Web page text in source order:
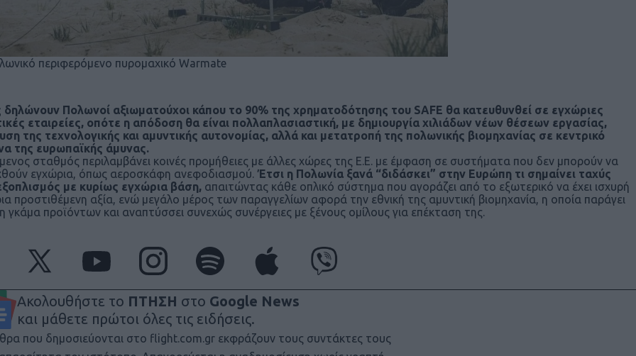
περιφερόμενο πυρομαχικό Warmate
Πολωνοί αξιωματούχοι κάπου το 90% της χρηματοδότησης του SAFE θα κατευθυνθεί σε εγχώριες
εταιρείες, οπότε η απόδοση θα είναι πολλαπλασιαστική, με δημιουργία χιλιάδων νέων θέσεων εργασίας,
της τεχνολογικής και αμυντικής αυτονομίας, αλλά και μετατροπή της πολωνικής βιομηχανίας σε κεντρικό
της ευρωπαϊκής άμυνας.
σταθμός περιλαμβάνει κοινές προμήθειες με άλλες χώρες της Ε.Ε. με έμφαση σε συστήματα που δεν μπορούν να
εγχώρια, όπως αεροσκάφη ανεφοδιασμού. Έτσι η Πολωνία ξανά “διδάσκει” στην Ευρώπη τι σημαίνει ταχύς
με κυρίως εγχώρια βάση, απαιτώντας κάθε οπλικό σύστημα που αγοράζει από το εξωτερικό να έχει ισχυρή
προστιθέμενη αξία, ενώ μεγάλο μέρος των παραγγελίων αφορά την εθνική της αμυντική βιομηχανία, η οποία παράγει
γκάμα προϊόντων και αναπτύσσει συνεχώς συνέργειες με ξένους ομίλους για επέκταση της.
Ακολουθήστε το ΠΤΗΣΗ στο Google News
και μάθετε πρώτοι όλες τις ειδήσεις.
που δημοσιεύονται στο flight.com.gr εκφράζουν τους συντάκτες τους